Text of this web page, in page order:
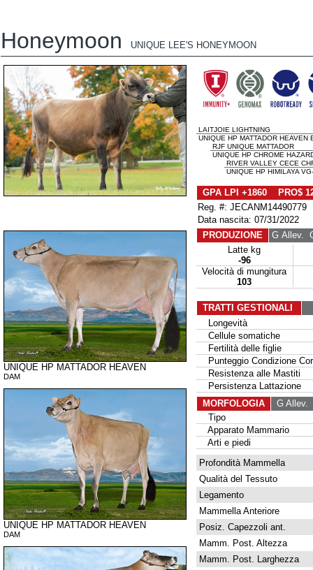
Honeymoon UNIQUE LEE'S HONEYMOON
UNIQUE HP MATTADOR HEAVEN
DAM
UNIQUE HP MATTADOR HEAVEN
DAM
LAITJOIE LIGHTNING
UNIQUE HP MATTADOR HEAVEN
RJF UNIQUE MATTADOR
UNIQUE HP CHROME
RIVER VALLEY CECE
UNIQUE HP HIMILAYA
GPA LPI +1860 PRO$
Reg. #: JECANM14490779
Data nascita: 07/31/2022
PRODUZIONE
G Allev.
Latte kg
-96
Velocità di mungitura
103
TRATTI GESTIONALI
Longevità
Cellule somatiche
Fertilità delle figlie
Punteggio Condizione
Resistenza alle Mastiti
Persistenza Lattazione
MORFOLOGIA
G Allev.
Tipo
Apparato Mammario
Arti e piedi
Profondità Mammella
Qualità del Tessuto
Legamento
Mammella Anteriore
Posiz. Capezzoli ant.
Mamm. Post. Altezza
Mamm. Post. Larghezza